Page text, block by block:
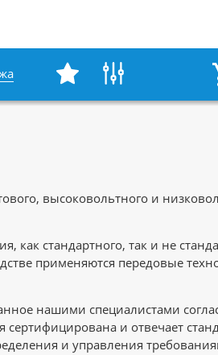
высоковольтного и
как стандартного, так и не
применяются передовые
нашими специалистами
сертифицирована и отвечает
и управления